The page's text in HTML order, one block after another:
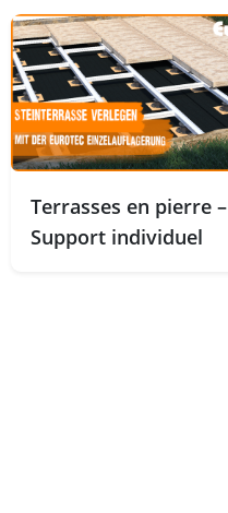
Terrasses en pierre –
Support individuel